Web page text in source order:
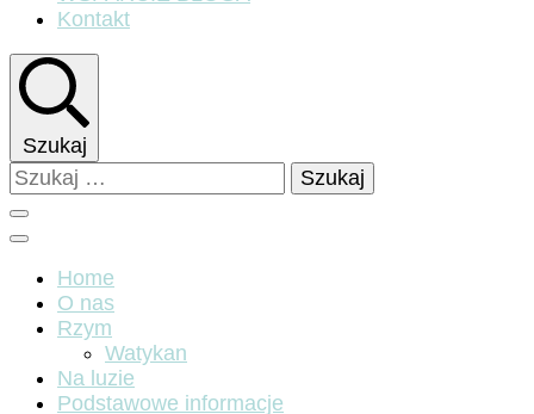
Kontakt
Szukaj
Szukaj:
Home
O nas
Rzym
Watykan
Na luzie
Podstawowe informacje